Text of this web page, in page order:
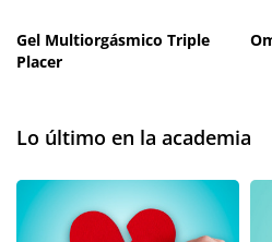
Gel Multiorgásmico Triple
Placer
Lo último en la academia